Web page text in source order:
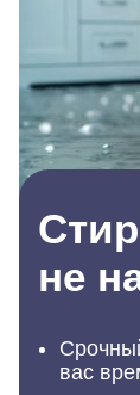
не
вас